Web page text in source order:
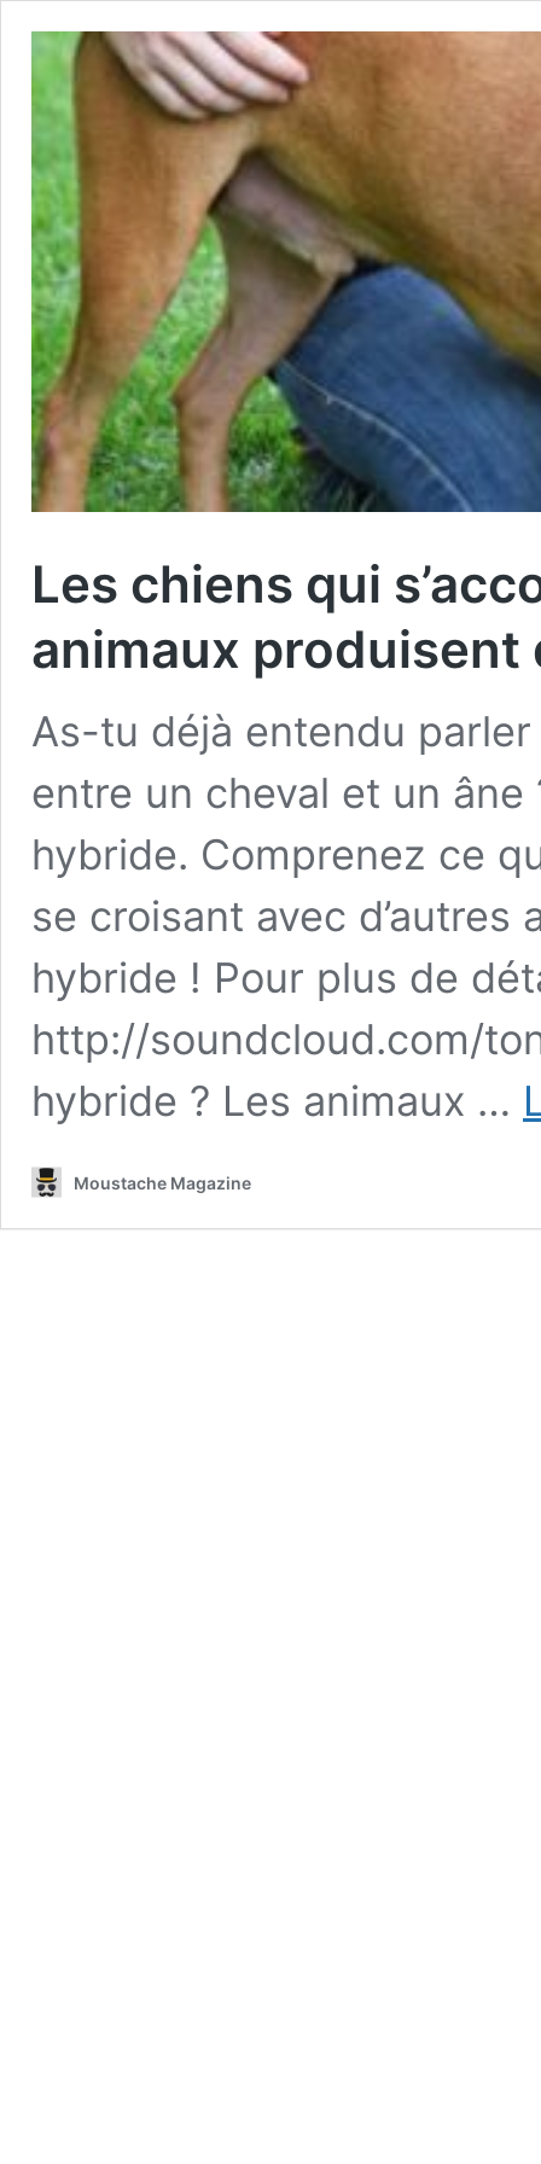
Les chiens qui
animaux produisent
As-tu déjà entendu
entre un cheval et un
hybride. Comprenez ce
se croisant avec
hybride ! Pour plus de
http://soundcloud.com/
hybride ? Les animaux …
Moustache Magazine